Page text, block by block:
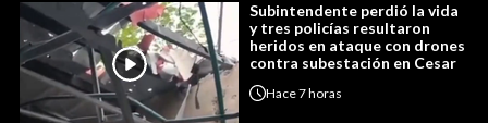
Subintendente perdió la vida
y tres policías resultaron
heridos en ataque con drones
contra subestación en Cesar
Hace7 horas